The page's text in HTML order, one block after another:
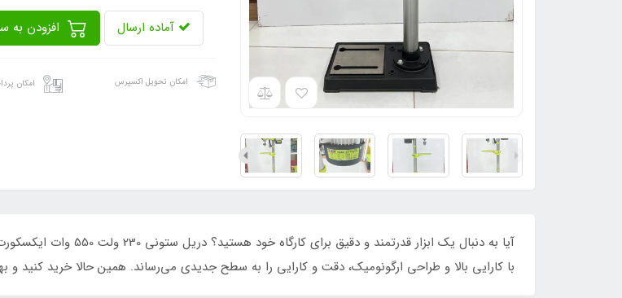
آماده ارسال
امکان تحویل اکسپرس امکان
با کارایی بالا و طراحی ارگونومیک، دقت و کارایی را به سطح جدیدی می‌رساند. همین حالا خرید کنید و